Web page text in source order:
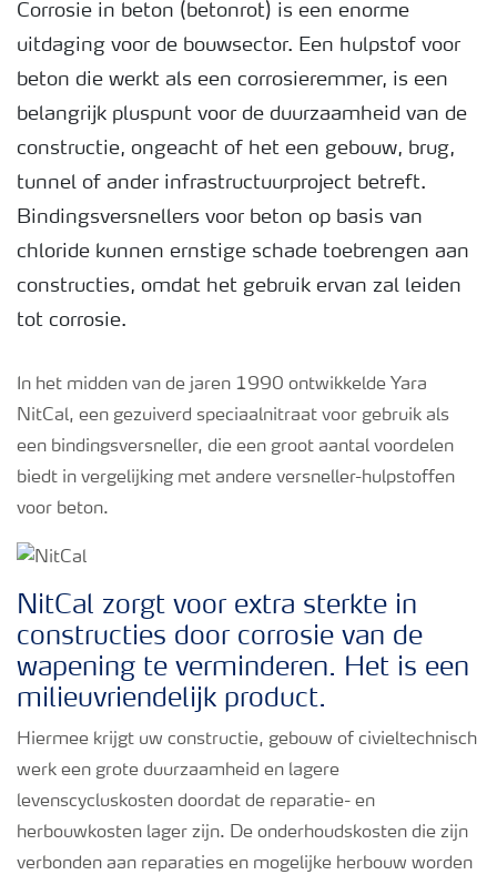
Gemakkelijk te verkrijgen en te gebruiken
Hulpstof voor beton: Antivries
Corrosie in beton (betonrot) is een enorme
uitdaging voor de bouwsector. Een hulpstof voor
beton die werkt als een corrosieremmer, is een
belangrijk pluspunt voor de duurzaamheid van de
constructie, ongeacht of het een gebouw, brug,
tunnel of ander infrastructuurproject betreft.
Bindingsversnellers voor beton op basis van
chloride kunnen ernstige schade toebrengen aan
constructies, omdat het gebruik ervan zal leiden
tot corrosie.
In het midden van de jaren 1990 ontwikkelde Yara
NitCal, een gezuiverd speciaalnitraat voor gebruik als
een bindingsversneller, die een groot aantal voordelen
biedt in vergelijking met andere versneller-hulpstoffen
voor beton.
NitCal zorgt voor extra sterkte in
constructies door corrosie van de
wapening te verminderen. Het is een
milieuvriendelijk product.
Hiermee krijgt uw constructie, gebouw of civieltechnisch
werk een grote duurzaamheid en lagere
levenscycluskosten doordat de reparatie- en
herbouwkosten lager zijn. De onderhoudskosten die zijn
verbonden aan reparaties en mogelijke herbouw worden